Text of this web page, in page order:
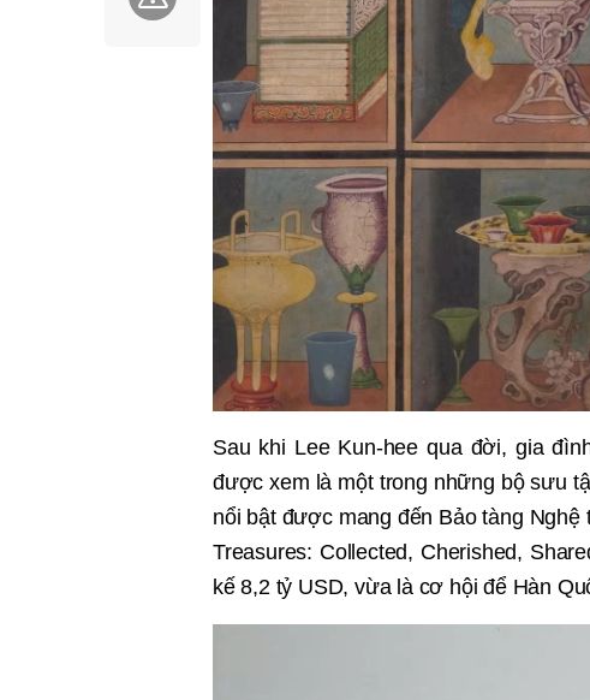
Sau khi Lee Kun-hee qua đời, gia
được xem là một trong những bộ sưu
nổi bật được mang đến Bảo tàng
Treasures: Collected, Cherished,
kế 8,2 tỷ USD, vừa là cơ hội để Hàn